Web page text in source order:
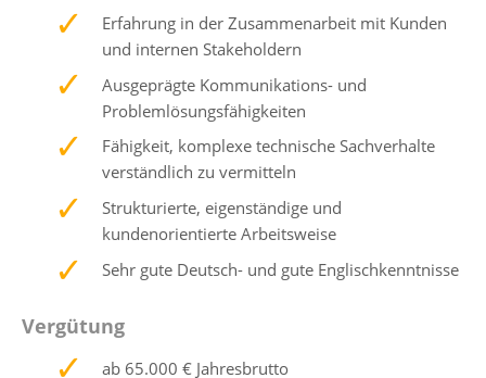
Erfahrung in der Zusammenarbeit mit Kunden
und internen Stakeholdern
Ausgeprägte Kommunikations- und
Problemlösungsfähigkeiten
Fähigkeit, komplexe technische Sachverhalte
verständlich zu vermitteln
Strukturierte, eigenständige und
kundenorientierte Arbeitsweise
Sehr gute Deutsch- und gute Englischkenntnisse
Vergütung
ab 65.000 € Jahresbrutto